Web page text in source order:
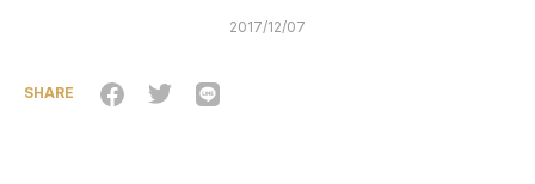
2017/12/07
SHARE